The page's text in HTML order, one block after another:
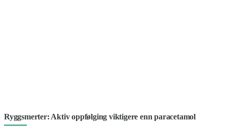
Ryggsmerter: Aktiv oppfølging viktigere enn paracetamol